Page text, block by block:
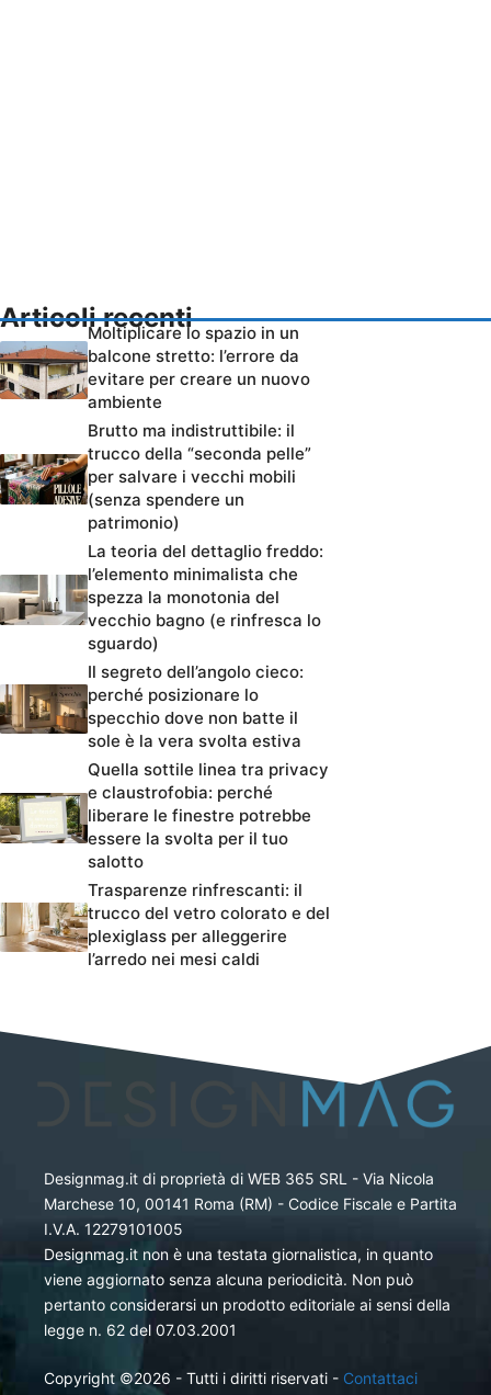
Articoli recenti
Moltiplicare lo spazio in un
balcone stretto: l’errore da
evitare per creare un nuovo
ambiente
Brutto ma indistruttibile: il
trucco della “seconda pelle”
per salvare i vecchi mobili
(senza spendere un
patrimonio)
La teoria del dettaglio freddo:
l’elemento minimalista che
spezza la monotonia del
vecchio bagno (e rinfresca lo
sguardo)
Il segreto dell’angolo cieco:
perché posizionare lo
specchio dove non batte il
sole è la vera svolta estiva
Quella sottile linea tra privacy
e claustrofobia: perché
liberare le finestre potrebbe
essere la svolta per il tuo
salotto
Trasparenze rinfrescanti: il
trucco del vetro colorato e del
plexiglass per alleggerire
l’arredo nei mesi caldi
Designmag.it di proprietà di WEB 365 SRL - Via Nicola
Marchese 10, 00141 Roma (RM) - Codice Fiscale e Partita
I.V.A. 12279101005
Designmag.it non è una testata giornalistica, in quanto
viene aggiornato senza alcuna periodicità. Non può
pertanto considerarsi un prodotto editoriale ai sensi della
legge n. 62 del 07.03.2001
Copyright ©2026 - Tutti i diritti riservati - Contattaci